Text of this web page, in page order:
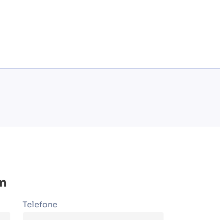
Telefone